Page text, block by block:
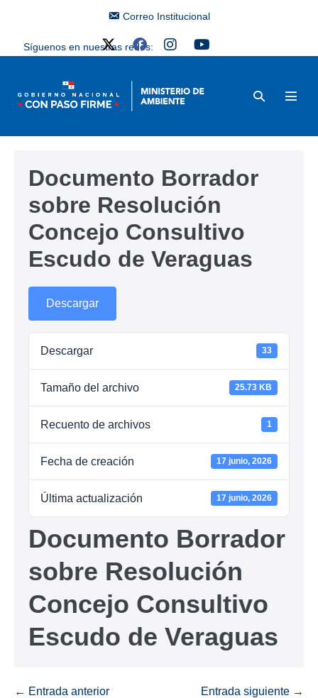
Correo Institucional
Síguenos en nuestras redes:
Documento Borrador
sobre Resolución
Concejo Consultivo
Escudo de Veraguas
Descargar
Descargar 33
Tamaño del archivo 25.73 KB
Recuento de archivos 1
Fecha de creación 17 junio, 2026
Última actualización 17 junio, 2026
Documento Borrador
sobre Resolución
Concejo Consultivo
Escudo de Veraguas
← Entrada anterior Entrada siguiente →